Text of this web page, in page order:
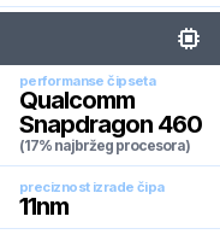
performanse čipseta
Qualcomm
Snapdragon 460
(17% najbržeg procesora)
preciznost izrade čipa
11nm